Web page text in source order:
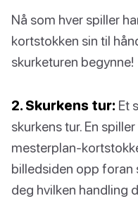
Nå som hver spiller
kortstokken sin til
skurketuren begynne!
2. Skurkens tur: Et
skurkens tur. En
mesterplan-
billedsiden opp foran
deg hvilken handling